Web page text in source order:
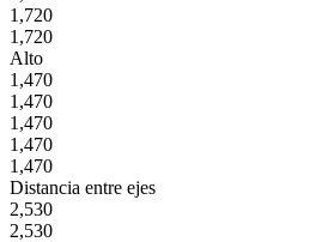
1,720
1,720
Alto
1,470
1,470
1,470
1,470
1,470
Distancia entre ejes
2,530
2,530